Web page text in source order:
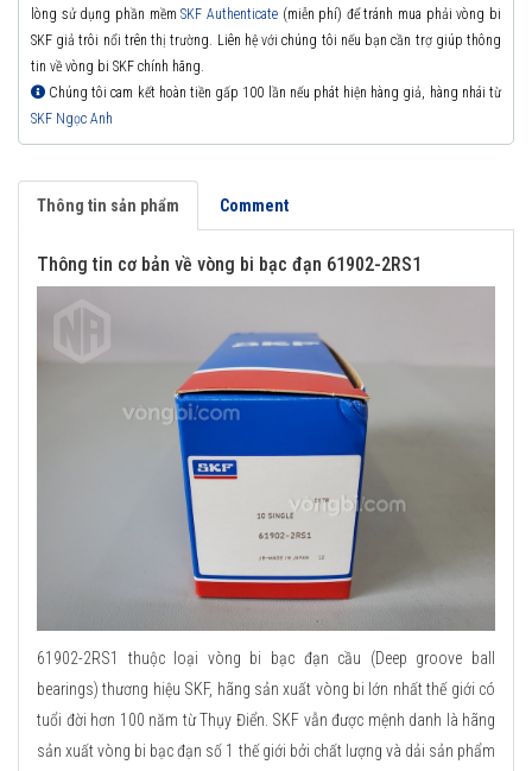
lòng sử dụng phần mềmSKF Authenticate(miễn phí) để tránh mua phải vòng bi
SKF giả trôi nổi trên thị trường. Liên hệ với chúng tôi nếu bạn cần trợ giúp thông
tin về vòng bi SKF chính hãng.
Chúng tôi cam kết hoàn tiền gấp 100 lần nếu phát hiện hàng giả, hàng nhái từ
SKF Ngọc Anh
Thông tin sản phẩm Comment
Thông tin cơ bản về vòng bi bạc đạn 61902-2RS1
61902-2RS1 thuộc loại vòng bi bạc đạn cầu (Deep groove ball
bearings) thương hiệu SKF, hãng sản xuất vòng bi lớn nhất thế giới có
tuổi đời hơn 100 năm từ Thụy Điển. SKF vẫn được mệnh danh là hãng
sản xuất vòng bi bạc đạn số 1 thế giới bởi chất lượng và dải sản phẩm